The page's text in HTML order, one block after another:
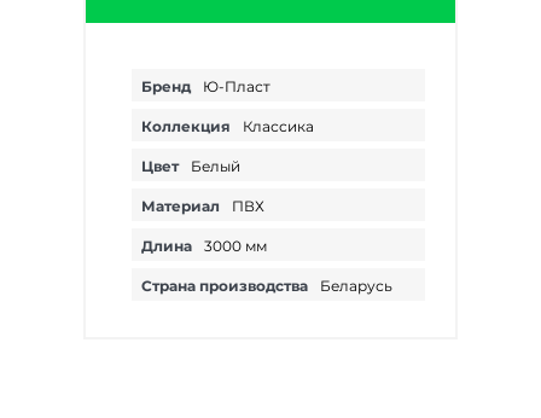
Бренд Ю-Пласт
Коллекция Классика
Цвет Белый
Материал ПВХ
Длина 3000 мм
Страна производства Беларусь